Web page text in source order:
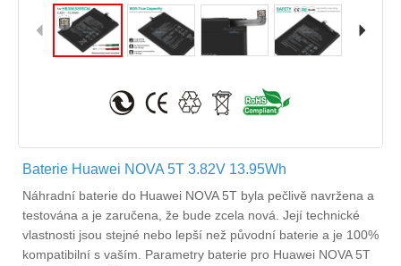
Baterie Huawei NOVA 5T 3.82V 13.95Wh
Náhradní baterie do Huawei NOVA 5T byla pečlivě navržena a
testována a je zaručena, že bude zcela nová. Její technické
vlastnosti jsou stejné nebo lepší než původní baterie a je 100%
kompatibilní s vaším. Parametry baterie pro Huawei NOVA 5T